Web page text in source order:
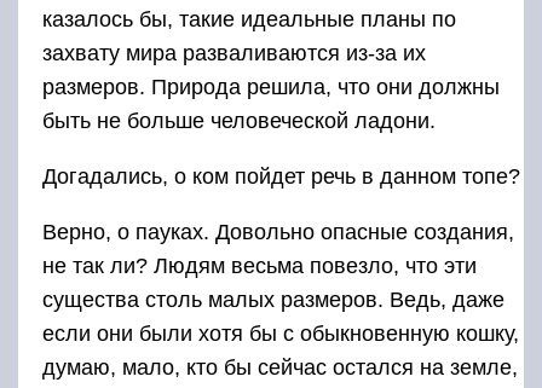
казалось бы, такие идеальные планы по
захвату мира разваливаются из-за их
размеров. Природа решила, что они должны
быть не больше человеческой ладони.
Догадались, о ком пойдет речь в данном топе?
Верно, о пауках. Довольно опасные создания,
не так ли? Людям весьма повезло, что эти
существа столь малых размеров. Ведь, даже
если они были хотя бы с обыкновенную кошку,
думаю, мало, кто бы сейчас остался на земле,